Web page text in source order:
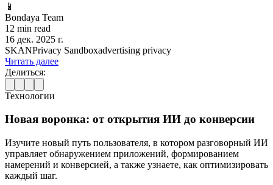
📱
Bondaya Team
12 min read
16 дек. 2025 г.
SKANPrivacy Sandboxadvertising privacy
Читать далее
Делиться:
Технологии
Новая воронка: от открытия ИИ до конверсии
Изучите новый путь пользователя, в котором разговорный ИИ
управляет обнаружением приложений, формированием
намерений и конверсией, а также узнаете, как оптимизировать
каждый шаг.